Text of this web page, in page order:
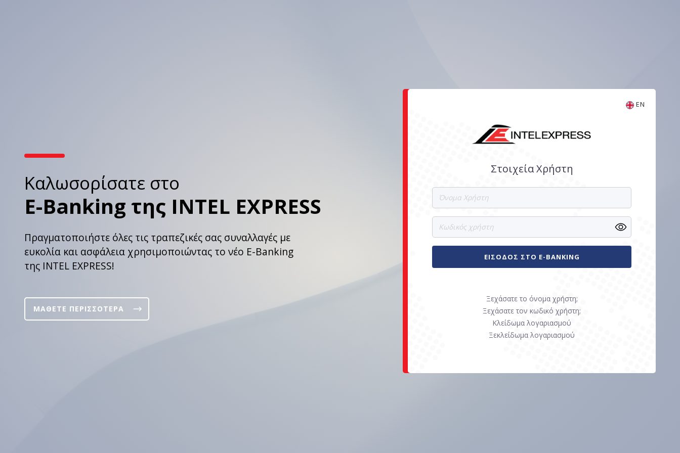
Καλωσορίσατε στo
Ε-Banking της INTEL EXPRESS
Πραγματοποιήστε όλες τις τραπεζικές σας συναλλαγές με
ευκολία και ασφάλεια χρησιμοποιώντας το νέο E-Banking
της INTEL EXPRESS!
ΜΑΘΕΤΕ ΠΕΡΙΣΣΟΤΕΡΑ
EN
Στοιχεία Χρήστη
ΕΙΣΟΔΟΣ ΣΤΟ Ε-BANKING
Ξεχάσατε το όνομα χρήστη;
Ξεχάσατε τον κωδικό χρήστη;
Κλείδωμα λογαριασμού
Ξεκλείδωμα λογαριασμού